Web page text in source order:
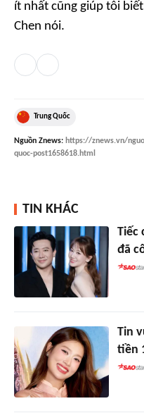
ít nhất cũng giúp tôi
Chen nói.
Trung Quốc
Nguồn Znews: https://znews.vn/
quoc-post1658618.html
TIN KHÁC
Tiếc
đã
Tin
tiền